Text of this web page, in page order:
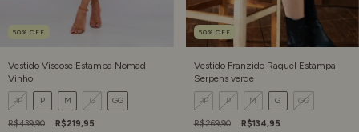
50% OFF
Vestido Viscose Estampa Nomad
Vinho
PP P M G GG
R$439,90
R$219,95
50% OFF
Vestido Franzido Raquel Estampa
Serpens verde
PP P M G GG
R$269,90
R$134,95